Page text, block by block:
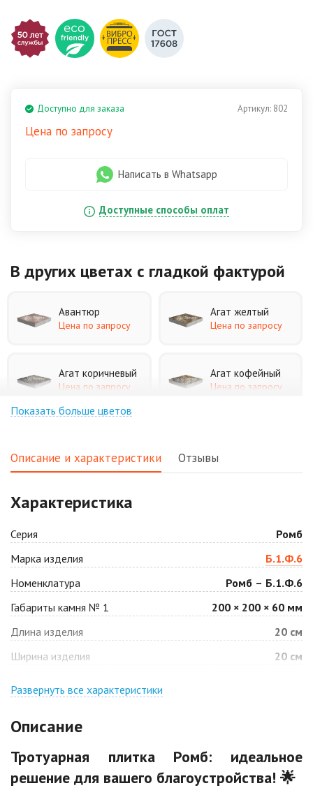
Артикул: 802
Доступно для заказа
Цена по запросу
Написать в Whatsapp
Доступные способы оплат
В других цветах с гладкой фактурой
Авантюр
Цена по запросу
Агат желтый
Цена по запросу
Агат коричневый
Цена по запросу
Агат кофейный
Цена по запросу
Цена по запросу
Антрацит
Цена по запросу
Арабская ночь
Цена по запросу
Барселона
Цена по запросу
Белая
Цена по запросу
Цена по запросу
Цена по запросу Цена по запросу
Показать больше цветов
Описание и характеристики Отзывы
Характеристика
Серия
Ромб
Марка изделия
Б.1.Ф.6
Номенклатура
Ромб – Б.1.Ф.6
Габариты камня № 1
200 × 200 × 60 мм
Длина изделия
20 см
Ширина изделия
20 см
Развернуть все характеристики
Описание
Тротуарная плитка Ромб: идеальное
решение для вашего благоустройства! 🌟